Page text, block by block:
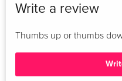
Write a review
Thumbs up or thumbs